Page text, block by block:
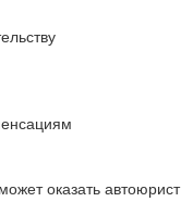
оказать автоюрист